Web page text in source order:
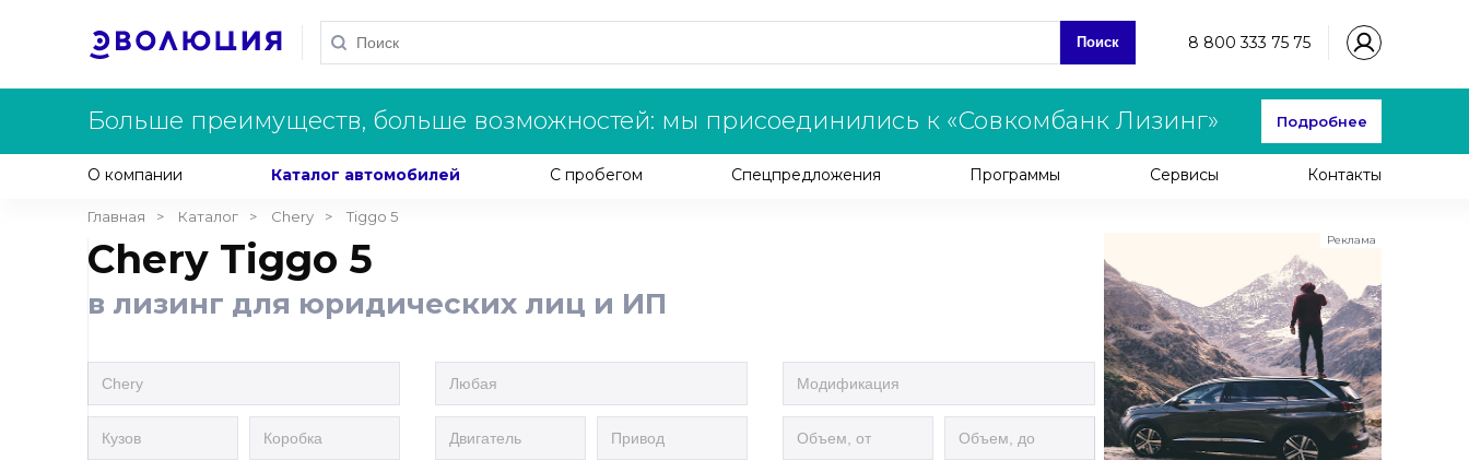
Поиск
Больше преимуществ, больше возможностей: мы присоединились к «Совкомбанк Лизинг» Подробнее
О компании Каталог автомобилей С пробегом Спецпредложения Программы Сервисы Контакты
8 800 333 75 75
Главная Каталог Chery Tiggo 5
Chery Tiggo 5
в лизинг для юридических лиц и ИП
Реклама
ООО "ЛК Эволюция"
ИНН 9724016636
erid: nyi26TK8Sykg5SPCgA2w5MdVpLC2ggii